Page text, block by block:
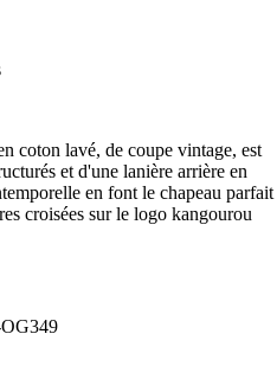
coton lavé, de coupe vintage, est
et d'une lanière arrière en
en font le chapeau parfait
croisées sur le logo kangourou